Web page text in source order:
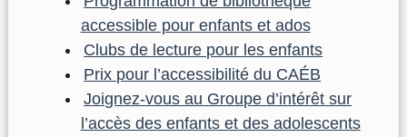
accessible pour enfants et ados
Clubs de lecture pour les enfants
Prix pour l’accessibilité du CAÉB
Joignez-vous au Groupe d’intérêt sur
l’accès des enfants et des adolescents